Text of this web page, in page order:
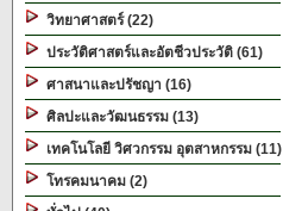
วิทยาศาสตร์ (22)
ประวัติศาสตร์และอัตชีวประวัติ (61)
ศาสนาและปรัชญา (16)
ศิลปะและวัฒนธรรม (13)
เทคโนโลยี วิศวกรรม อุตสาหกรรม (11)
โทรคมนาคม (2)